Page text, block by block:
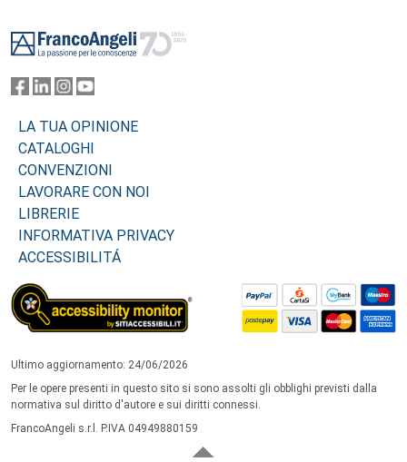
LA TUA OPINIONE
CATALOGHI
CONVENZIONI
LAVORARE CON NOI
LIBRERIE
INFORMATIVA PRIVACY
ACCESSIBILITÁ
Ultimo aggiornamento: 24/06/2026
Per le opere presenti in questo sito si sono assolti gli obblighi previsti dalla
normativa sul diritto d'autore e sui diritti connessi.
FrancoAngeli s.r.l. P.IVA 04949880159